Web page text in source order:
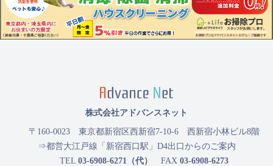
株式会社アドバンスネット
〒160-0023 東京都新宿区西新宿7-10-6 西新宿小林ビル8階
⇒都営大江戸線「新宿西口駅」D4出口からのご案内
TEL 03-6908-6271（代） FAX 03-6908-6273